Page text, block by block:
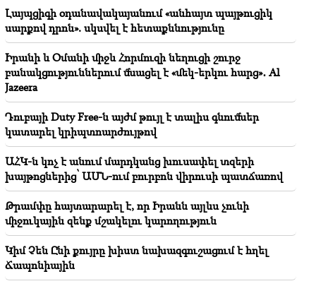
19:37 Կարևոր
Ազատություն Բաքվի բանտերում գտնվող բոլոր
հայերին․ Աբրահամյան
Լայպցիգի օդանավակայանում «անհայտ պայթուցիկ
սարքով դրոն». սկսվել է հետաքննությունը
Իրանի և Օմանի միջև Հորմուզի նեղուցի շուրջ
բանակցություններում մնացել է «մեկ-երկու հարց»․ Al
Jazeera
Դուբայի Duty Free-ն այժմ թույլ է տալիս գնումներ
կատարել կրիպտոարժույթով
ԱՀԿ-ն կոչ է անում մարդկանց խուսափել տզերի
խայթոցներից՝ ԱՄՆ-ում բուրբոն վիրուսի պատճառով
Թրամփը հայտարարել է, որ Իրանն այլևս չունի
միջուկային զենք մշակելու կարողություն
Կիմ Չեն Ընի քույրը խիստ նախազգուշացում է հղել
Ճապոնիային